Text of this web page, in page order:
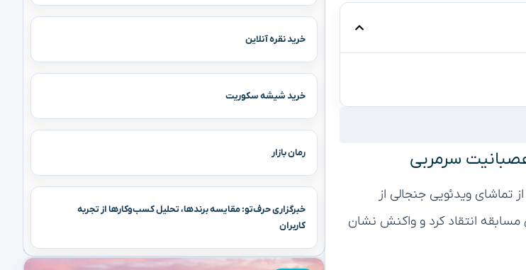
خرید نقره آنلاین
خرید شیشه سکوریت
رمان بازار
خبرگزاری حرف‌تو: مقایسه برندها، تحلیل کسب‌وکارها از تجربه
کاربران
سرمربی
تماشای ویدئویی جنجالی از
مسابقه انتقاد کرد و واکنش نشان